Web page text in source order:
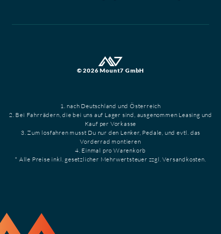
© 2026 Mount7 GmbH
1. nach Deutschland und Österreich
2. Bei Fahrrädern, die bei uns auf Lager sind, ausgenommen Leasing und
Kauf per Vorkasse
3. Zum losfahren musst Du nur den Lenker, Pedale, und evtl. das
Vorderrad montieren
4. Einmal pro Warenkorb
* Alle Preise inkl. gesetzlicher Mehrwertsteuer zzgl. Versandkosten.